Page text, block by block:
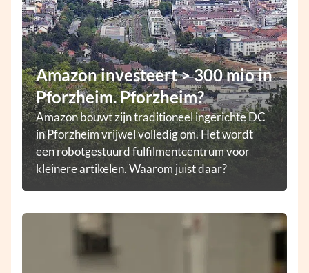
Amazon investeert > 300 mio in
Pforzheim. Pforzheim?
Amazon bouwt zijn traditioneel ingerichte DC
in Pforzheim vrijwel volledig om. Het wordt
een robotgestuurd fulfilmentcentrum voor
kleinere artikelen. Waarom juist daar?